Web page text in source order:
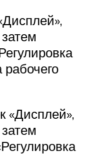
«Дисплей»,